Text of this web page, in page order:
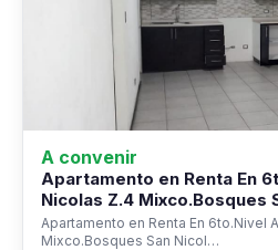
A convenir
Apartamento en Renta En
Nicolas Z.4 Mixco.Bosques
Apartamento en Renta En 6to.Nivel
Mixco.Bosques San Nicol…